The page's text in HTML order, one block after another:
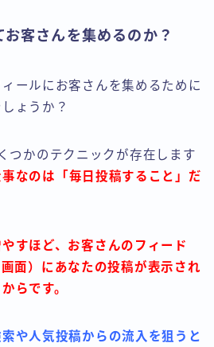
客さんを集めるのか？
ールにお客さんを集めるために
ょうか？
つかのテクニックが存在します
なのは「毎日投稿すること」だ
すほど、お客さんのフィード
面）にあなたの投稿が表示され
らです。
や人気投稿からの流入を狙うと